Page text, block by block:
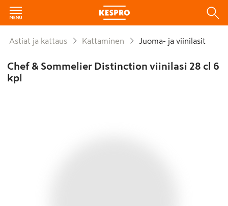
Astiat ja kattaus Kattaminen Juoma- ja viinilasit
Chef & Sommelier Distinction viinilasi 28 cl 6
kpl